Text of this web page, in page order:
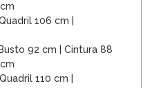
106 cm |
Busto 92 cm | Cintura 88
110 cm |